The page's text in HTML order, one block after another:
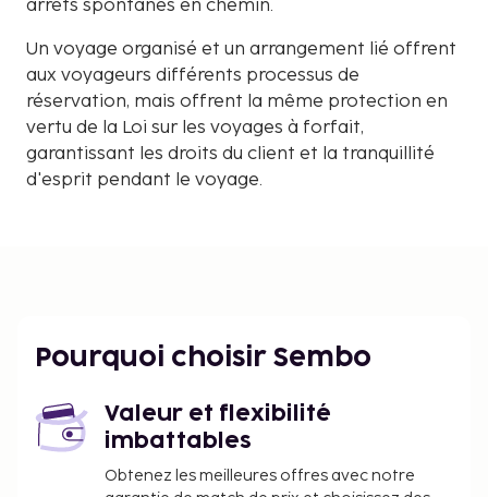
arrêts spontanés en chemin.
Un voyage organisé et un arrangement lié offrent
aux voyageurs différents processus de
réservation, mais offrent la même protection en
vertu de la Loi sur les voyages à forfait,
garantissant les droits du client et la tranquillité
d'esprit pendant le voyage.
Pourquoi choisir Sembo
Valeur et flexibilité
imbattables
Obtenez les meilleures offres avec notre